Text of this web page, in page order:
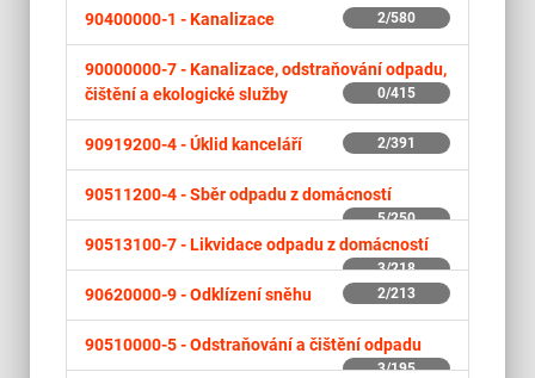
90400000-1 -Kanalizace 2/580
90000000-7 -Kanalizace, odstraňování odpadu,
čištění a ekologické služby
0/415
90919200-4 -Úklid kanceláří 2/391
90511200-4 -Sběr odpadu z domácností
5/250
90513100-7 -Likvidace odpadu z domácností
3/218
90620000-9 -Odklízení sněhu 2/213
90510000-5 -Odstraňování a čištění odpadu
3/195